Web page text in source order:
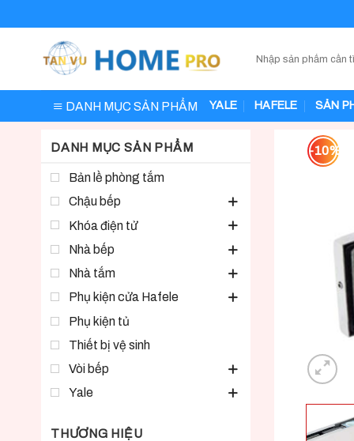
to
DANH MỤC SẢN PHẨM YALE HAFELE SẢN
DANH MỤC SẢN PHẨM
Bản lề phòng tắm
Chậu bếp
Khóa điện tử
Nhà bếp
Nhà tắm
Phụ kiện cửa Hafele
Phụ kiện tủ
Thiết bị vệ sinh
Vòi bếp
Yale
THƯƠNG HIỆU
-10%